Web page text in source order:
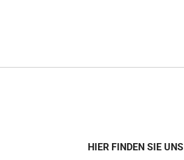
HIER FINDEN SIE UNS